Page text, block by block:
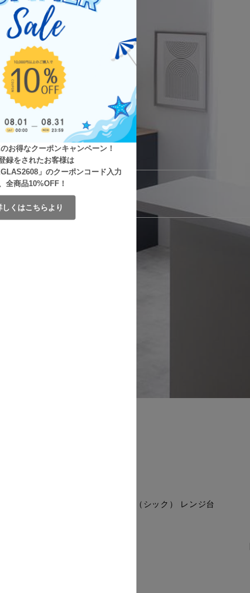
お得なクーポンキャンペーン！
録をされたお客様は
」のクーポンコード入力
全商品10%OFF！
しくはこちらより
Chic（シック） レンジ台